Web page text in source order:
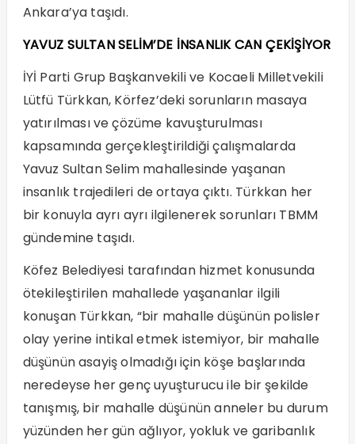
Ankara’ya taşıdı.
YAVUZ SULTAN SELİM’DE İNSANLIK CAN ÇEKİŞİYOR
İYİ Parti Grup Başkanvekili ve Kocaeli Milletvekili
Lütfü Türkkan, Körfez’deki sorunların masaya
yatırılması ve çözüme kavuşturulması
kapsamında gerçekleştirildiği çalışmalarda
Yavuz Sultan Selim mahallesinde yaşanan
insanlık trajedileri de ortaya çıktı. Türkkan her
bir konuyla ayrı ayrı ilgilenerek sorunları TBMM
gündemine taşıdı.
Köfez Belediyesi tarafından hizmet konusunda
ötekileştirilen mahallede yaşananlar ilgili
konuşan Türkkan, “bir mahalle düşünün polisler
olay yerine intikal etmek istemiyor, bir mahalle
düşünün asayiş olmadığı için köşe başlarında
neredeyse her genç uyuşturucu ile bir şekilde
tanışmış, bir mahalle düşünün anneler bu durum
yüzünden her gün ağlıyor, yokluk ve garibanlık